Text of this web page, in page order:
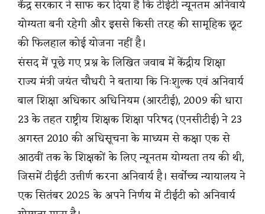
केंद्र सरकार ने साफ कर दिया है कि टीईटी न्यूनतम अनिवार्य
योग्यता बनी रहेगी और इससे किसी तरह की सामूहिक छूट
की फिलहाल कोई योजना नहीं है।
संसद में पूछे गए प्रश्न के लिखित जवाब में केंद्रीय शिक्षा
राज्य मंत्री जयंत चौधरी ने बताया कि निःशुल्क एवं अनिवार्य
बाल शिक्षा अधिकार अधिनियम (आरटीई), 2009 की धारा
23 के तहत राष्ट्रीय शिक्षक शिक्षा परिषद (एनसीटीई) ने 23
अगस्त 2010 की अधिसूचना के माध्यम से कक्षा एक से
आठवीं तक के शिक्षकों के लिए न्यूनतम योग्यता तय की थी,
जिसमें टीईटी उत्तीर्ण करना अनिवार्य है। सर्वोच्च न्यायालय ने
एक सितंबर 2025 के अपने निर्णय में टीईटी को अनिवार्य